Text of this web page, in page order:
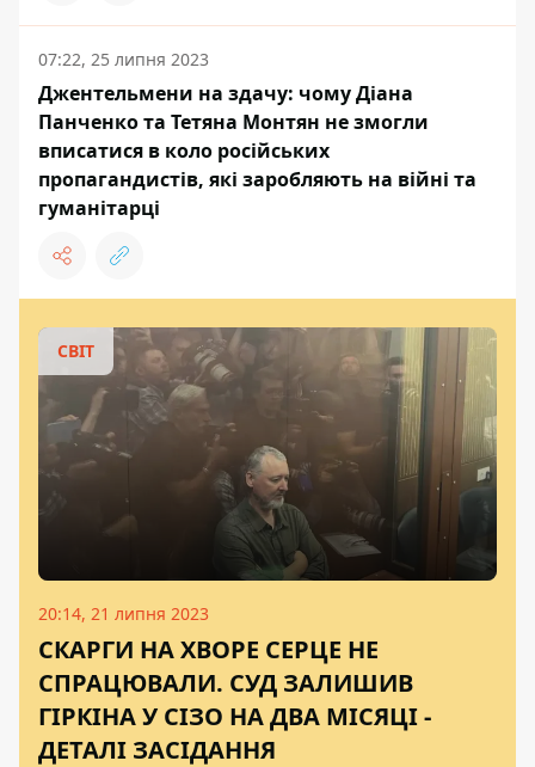
07:22, 25 липня 2023
Джентельмени на здачу: чому Діана
Панченко та Тетяна Монтян не змогли
вписатися в коло російських
пропагандистів, які заробляють на війні та
гуманітарці
СВІТ
20:14, 21 липня 2023
СКАРГИ НА ХВОРЕ СЕРЦЕ НЕ
СПРАЦЮВАЛИ. СУД ЗАЛИШИВ
ГІРКІНА У СІЗО НА ДВА МІСЯЦІ -
ДЕТАЛІ ЗАСІДАННЯ